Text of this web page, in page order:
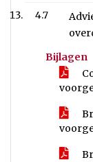
4.7
Bijlagen